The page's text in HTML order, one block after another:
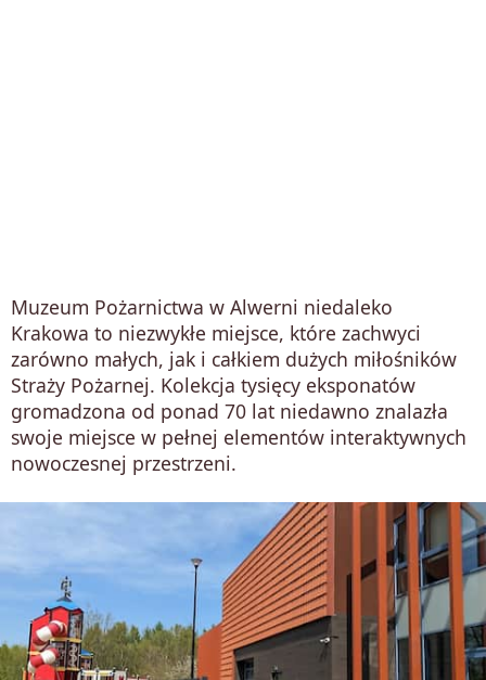
Muzeum Pożarnictwa w Alwerni niedaleko
Krakowa to niezwykłe miejsce, które zachwyci
zarówno małych, jak i całkiem dużych miłośników
Straży Pożarnej. Kolekcja tysięcy eksponatów
gromadzona od ponad 70 lat niedawno znalazła
swoje miejsce w pełnej elementów interaktywnych
nowoczesnej przestrzeni.